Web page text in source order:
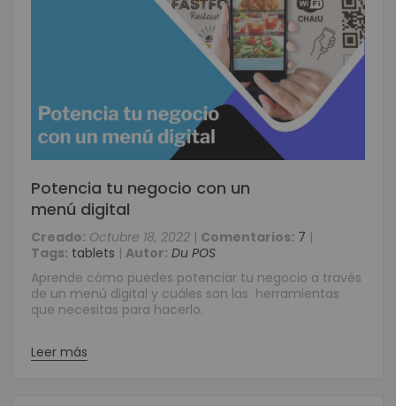
Potencia tu negocio con un
menú digital
Creado: Octubre 18, 2022 | Comentarios: 7 |
Tags: tablets | Autor: Du POS
Aprende cómo puedes potenciar tu negocio a través
de un menú digital y cuáles son las herramientas
que necesitas para hacerlo.
Leer más